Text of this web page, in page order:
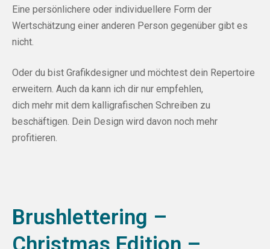
Eine persönlichere oder individuellere Form der
Wertschätzung einer anderen Person gegenüber gibt es
nicht.
Oder du bist Grafikdesigner und möchtest dein Repertoire
erweitern. Auch da kann ich dir nur empfehlen,
dich mehr mit dem kalligrafischen Schreiben zu
beschäftigen. Dein Design wird davon noch mehr
profitieren.
Brushlettering –